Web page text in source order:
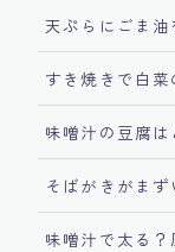
天ぷらにごま
すき焼きで白
味噌汁の豆腐
そばがきがま
味噌汁で太る